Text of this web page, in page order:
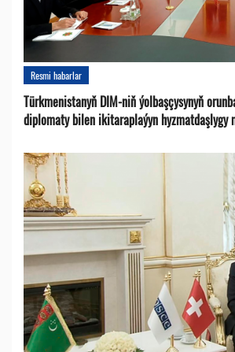
Resmi habarlar
Türkmenistanyň DIM-niň ýolbaşçysynyň
diplomaty bilen ikitaraplaýyn hyzmatdaşlygy